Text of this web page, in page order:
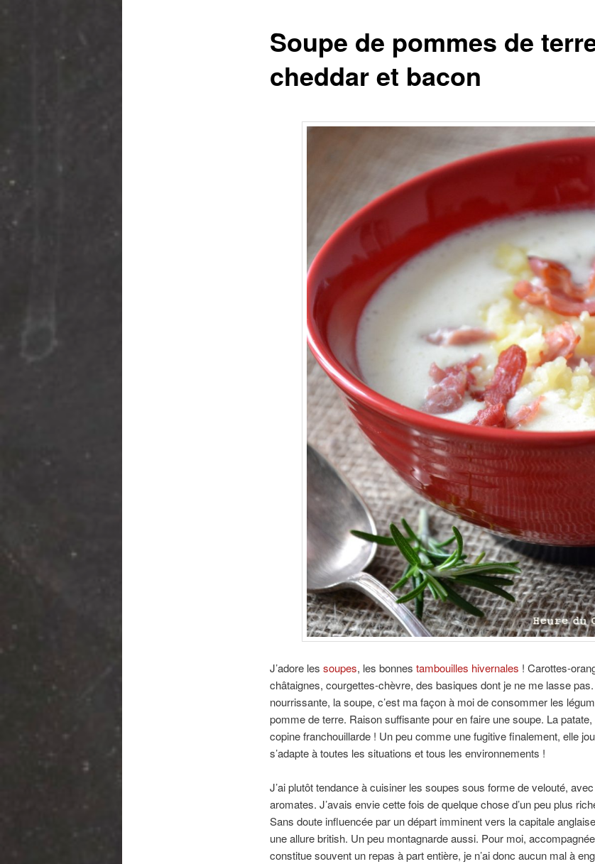
Soupe de pommes de
cheddar et bacon
J’adore les soupes, les bonnes tambouilles hivernales ! Carottes-
châtaignes, courgettes-chèvre, des basiques dont je ne me lasse
nourrissante, la soupe, c’est ma façon à moi de consommer les
pomme de terre. Raison suffisante pour en faire une soupe. La patate,
copine franchouillarde ! Un peu comme une fugitive finalement, elle
s’adapte à toutes les situations et tous les environnements !
J’ai plutôt tendance à cuisiner les soupes sous forme de velouté,
aromates. J’avais envie cette fois de quelque chose d’un peu plus
Sans doute influencée par un départ imminent vers la capitale
une allure british. Un peu montagnarde aussi. Pour moi,
constitue souvent un repas à part entière, je n’ai donc aucun mal à